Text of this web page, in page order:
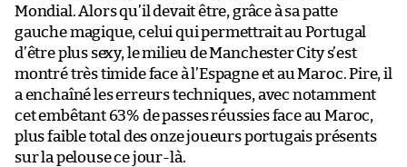
Mondial. Alors qu’il devait être, grâce à sa patte
gauche magique, celui qui permettrait au Portugal
d’être plus sexy, le milieu de Manchester City s’est
montré très timide face à l’Espagne et au Maroc. Pire, il
a enchaîné les erreurs techniques, avec notamment
cet embêtant 63% de passes réussies face au Maroc,
plus faible total des onze joueurs portugais présents
sur la pelouse ce jour-là.